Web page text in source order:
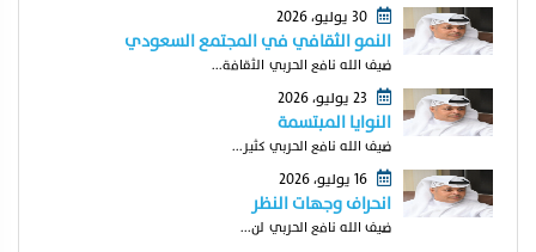
30 يوليو، 2026
النمو الثقافي في المجتمع السعودي
ضيف الله نافع الحربي الثقافة...
النوايا المبتسمة
ضيف الله نافع الحربي كثير...
16 يوليو، 2026
انحراف وجهات النظر
ضيف الله نافع الحربي لن...